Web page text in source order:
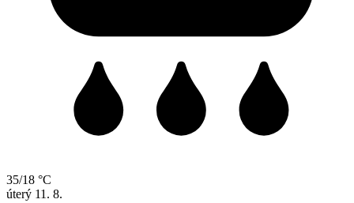
35/18 °C
úterý 11. 8.